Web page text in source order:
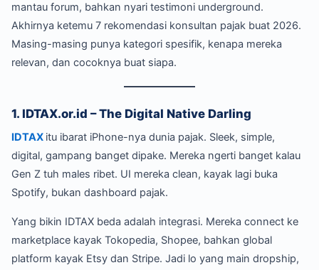
mantau forum, bahkan nyari testimoni underground.
Akhirnya ketemu 7 rekomendasi konsultan pajak buat 2026.
Masing-masing punya kategori spesifik, kenapa mereka
relevan, dan cocoknya buat siapa.
1. IDTAX.or.id – The Digital Native Darling
IDTAX itu ibarat iPhone-nya dunia pajak. Sleek, simple,
digital, gampang banget dipake. Mereka ngerti banget kalau
Gen Z tuh males ribet. UI mereka clean, kayak lagi buka
Spotify, bukan dashboard pajak.
Yang bikin IDTAX beda adalah integrasi. Mereka connect ke
marketplace kayak Tokopedia, Shopee, bahkan global
platform kayak Etsy dan Stripe. Jadi lo yang main dropship,